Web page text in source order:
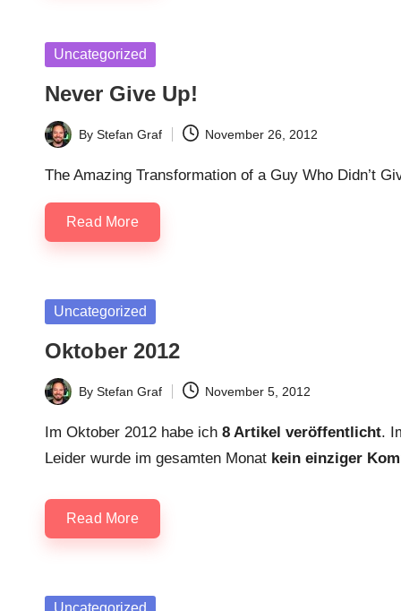
Posted
Uncategorized
Never Give Up!
Posted
by
By Stefan Graf November 26, 2012
The Amazing Transformation of a Guy Who Didn’t
Read More
Posted
Uncategorized
Oktober 2012
Posted
by
By Stefan Graf November 5, 2012
Im Oktober 2012 habe ich 8 Artikel veröffentlicht.
Leider wurde im gesamten Monat kein einziger
Read More
Posted
Uncategorized